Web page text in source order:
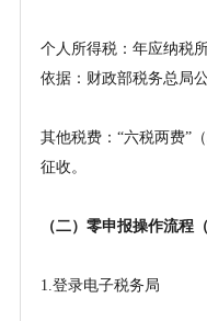
个人所得税：年应纳税
依据：财政部税务总局
其他税费： “六税两费”
征收。
（二）零申报操作流程
1.登录电子税务局